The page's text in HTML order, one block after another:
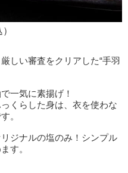
しい審査をクリアした“手羽
一気に素揚げ！
くらした身は、衣を使わな
。
ジナルの塩のみ！シンプル
す。